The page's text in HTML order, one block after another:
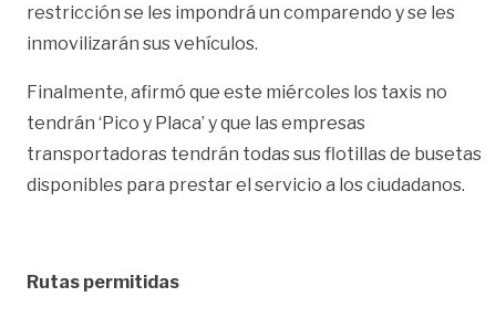
restricción se les impondrá un comparendo y se les
inmovilizarán sus vehículos.
Finalmente, afirmó que este miércoles los taxis no
tendrán ‘Pico y Placa’ y que las empresas
transportadoras tendrán todas sus flotillas de busetas
disponibles para prestar el servicio a los ciudadanos.
Rutas permitidas